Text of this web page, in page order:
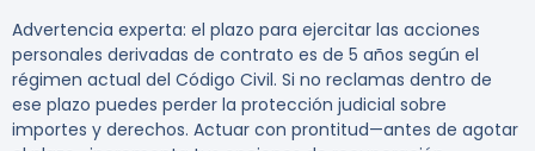
Advertencia experta: el plazo para ejercitar las acciones
personales derivadas de contrato es de 5 años según el
régimen actual del Código Civil. Si no reclamas dentro de
ese plazo puedes perder la protección judicial sobre
importes y derechos. Actuar con prontitud—antes de agotar